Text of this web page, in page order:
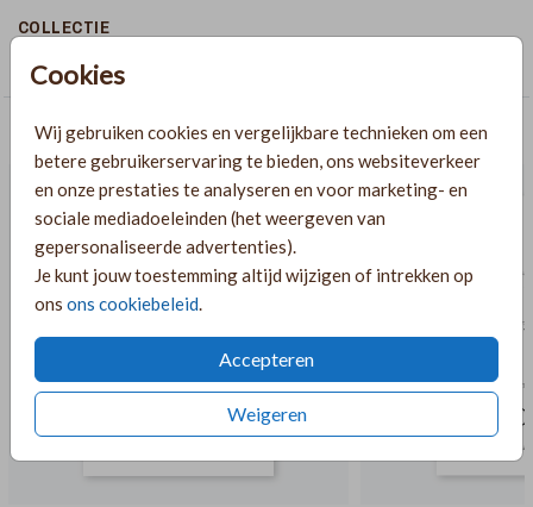
Cookies
Wij gebruiken cookies en vergelijkbare technieken om een
betere gebruikerservaring te bieden, ons websiteverkeer
en onze prestaties te analyseren en voor marketing- en
sociale mediadoeleinden (het weergeven van
gepersonaliseerde advertenties).
Je kunt jouw toestemming altijd wijzigen of intrekken op
ons ons cookiebeleid.
Accepteren
Weigeren
COLLECTIE
Save the Date
AANBEVOLEN